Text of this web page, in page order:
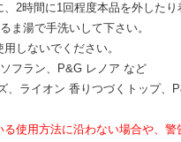
2時間に1回程度本品を外したり
ま湯で手洗いして下さい。
しないでください。
フラン、P&G レノア など
ライオン 香りつづくトップ、
使用方法に沿わない場合や、警